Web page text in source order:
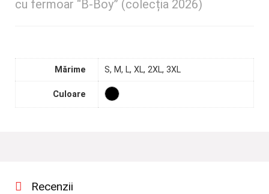
cu fermoar “B-Boy” (colecția 2026)
Mărime S, M, L, XL, 2XL, 3XL
Culoare
Recenzii